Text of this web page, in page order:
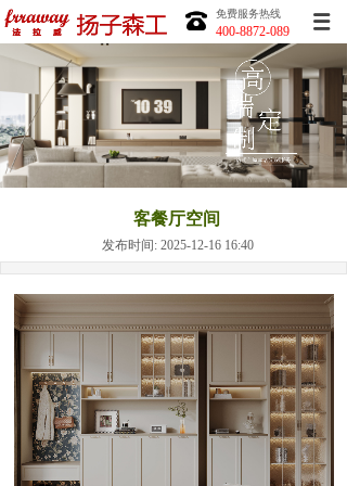
免费服务热线
400-8872-089
客餐厅空间
发布时间: 2025-12-16 16:40